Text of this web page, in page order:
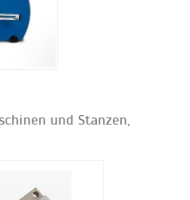
und Stanzen,